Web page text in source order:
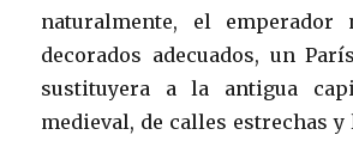
naturalmente, el emperador
decorados adecuados, un
sustituyera a la antigua
medieval, de calles estrechas